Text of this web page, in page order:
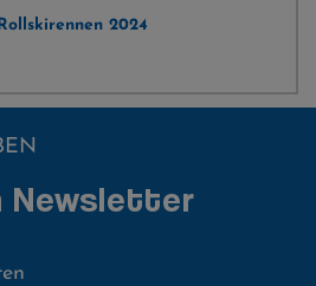
2024
Newsletter